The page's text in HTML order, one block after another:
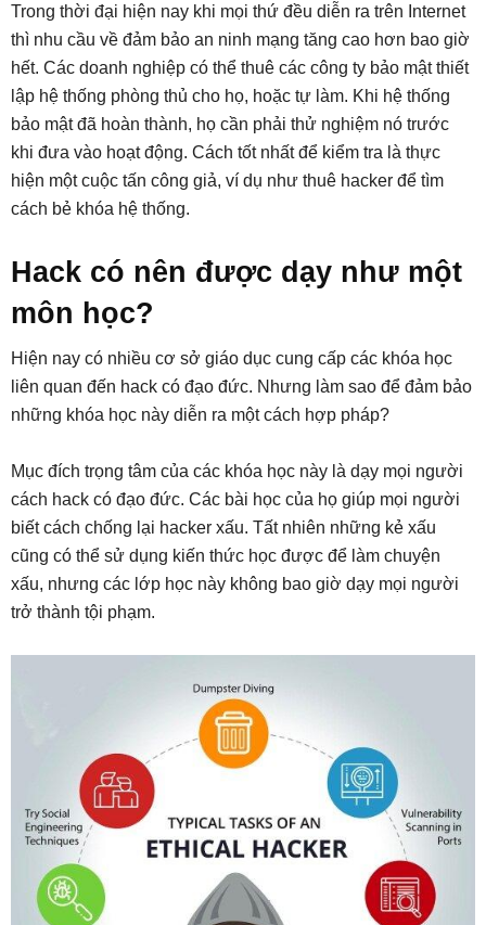
Trong thời đại hiện nay khi mọi thứ đều diễn ra trên Internet
thì nhu cầu về đảm bảo an ninh mạng tăng cao hơn bao giờ
hết. Các doanh nghiệp có thể thuê các công ty bảo mật thiết
lập hệ thống phòng thủ cho họ, hoặc tự làm. Khi hệ thống
bảo mật đã hoàn thành, họ cần phải thử nghiệm nó trước
khi đưa vào hoạt động. Cách tốt nhất để kiểm tra là thực
hiện một cuộc tấn công giả, ví dụ như thuê hacker để tìm
cách bẻ khóa hệ thống.
Hack có nên được dạy như một
môn học?
Hiện nay có nhiều cơ sở giáo dục cung cấp các khóa học
liên quan đến hack có đạo đức. Nhưng làm sao để đảm bảo
những khóa học này diễn ra một cách hợp pháp?
Mục đích trọng tâm của các khóa học này là dạy mọi người
cách hack có đạo đức. Các bài học của họ giúp mọi người
biết cách chống lại hacker xấu. Tất nhiên những kẻ xấu
cũng có thể sử dụng kiến thức học được để làm chuyện
xấu, nhưng các lớp học này không bao giờ dạy mọi người
trở thành tội phạm.